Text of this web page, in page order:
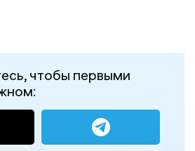
чтобы первыми